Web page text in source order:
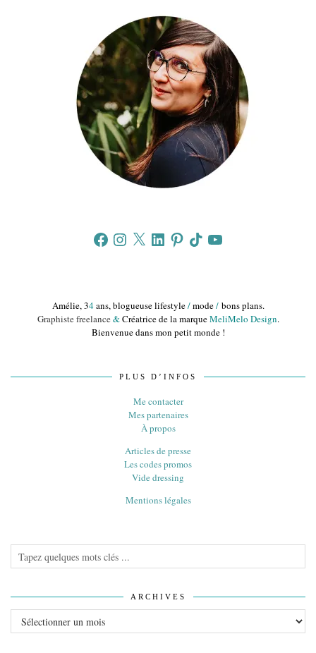
FacebookInstagram
X LinkedInPinterestTikTokYouTube
Amélie, 34ans, blogueuse lifestyle/mode/bons plans.
Graphiste freelance&Créatrice de la marqueMeliMelo Design.
Bienvenue dans mon petit monde !
PLUS D’INFOS
Me contacter
Mes partenaires
À propos
Articles de presse
Les codes promos
Vide dressing
Mentions légales
ARCHIVES